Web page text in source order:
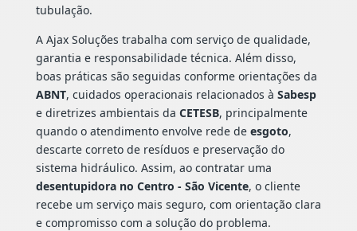
tubulação.
A Ajax Soluções trabalha com serviço de qualidade,
garantia e responsabilidade técnica. Além disso,
boas práticas são seguidas conforme orientações da
ABNT, cuidados operacionais relacionados à Sabesp
e diretrizes ambientais da CETESB, principalmente
quando o atendimento envolve rede de esgoto,
descarte correto de resíduos e preservação do
sistema hidráulico. Assim, ao contratar uma
desentupidora no Centro - São Vicente, o cliente
recebe um serviço mais seguro, com orientação clara
e compromisso com a solução do problema.